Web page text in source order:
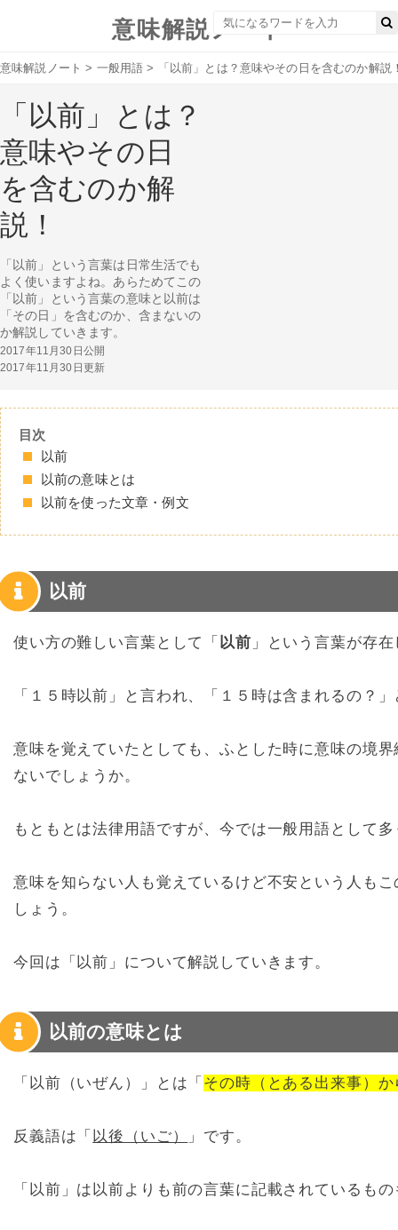
意味解説ノート
意味解説ノート > 一般用語 > 「以前」とは？意味やその日を含むのか解説
「以前」とは？
意味やその日
を含むのか解
説！
「以前」という言葉は日常生活でも
よく使いますよね。あらためてこの
「以前」という言葉の意味と以前は
「その日」を含むのか、含まないの
か解説していきます。
2017年11月30日公開
2017年11月30日更新
目次
以前
以前の意味とは
以前を使った文章・例文
以前
使い方の難しい言葉として「 以前 」という言葉が存
「１５時以前」と言われ、「１５時は含まれるの？
意味を覚えていたとしても、ふとした時に意味の境
ないでしょうか。
もともとは法律用語ですが、今では一般用語として
意味を知らない人も覚えているけど不安という人も
しょう。
今回は「以前」について解説していきます。
以前の意味とは
「以前（いぜん）」とは「 その時（とある出来事）
反義語は「 以後（いご） 」です。
「以前」は以前よりも前の言葉に記載されているも